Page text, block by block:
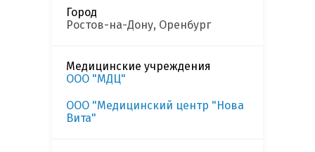
Город
Ростов-на-Дону, Оренбург
Медицинские учреждения
ООО "МДЦ"
ООО "Медицинский центр "Нова
Вита"